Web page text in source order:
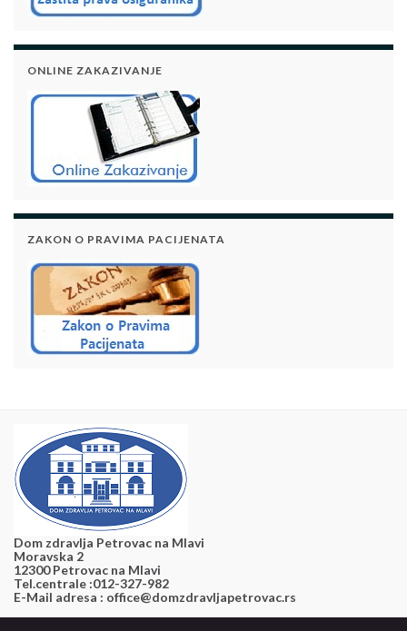
ONLINE ZAKAZIVANJE
ZAKON O PRAVIMA PACIJENATA
Dom zdravlja Petrovac na Mlavi
Moravska 2
12300 Petrovac na Mlavi
Tel.centrale :012-327-982
E-Mail adresa : office@domzdravljapetrovac.rs